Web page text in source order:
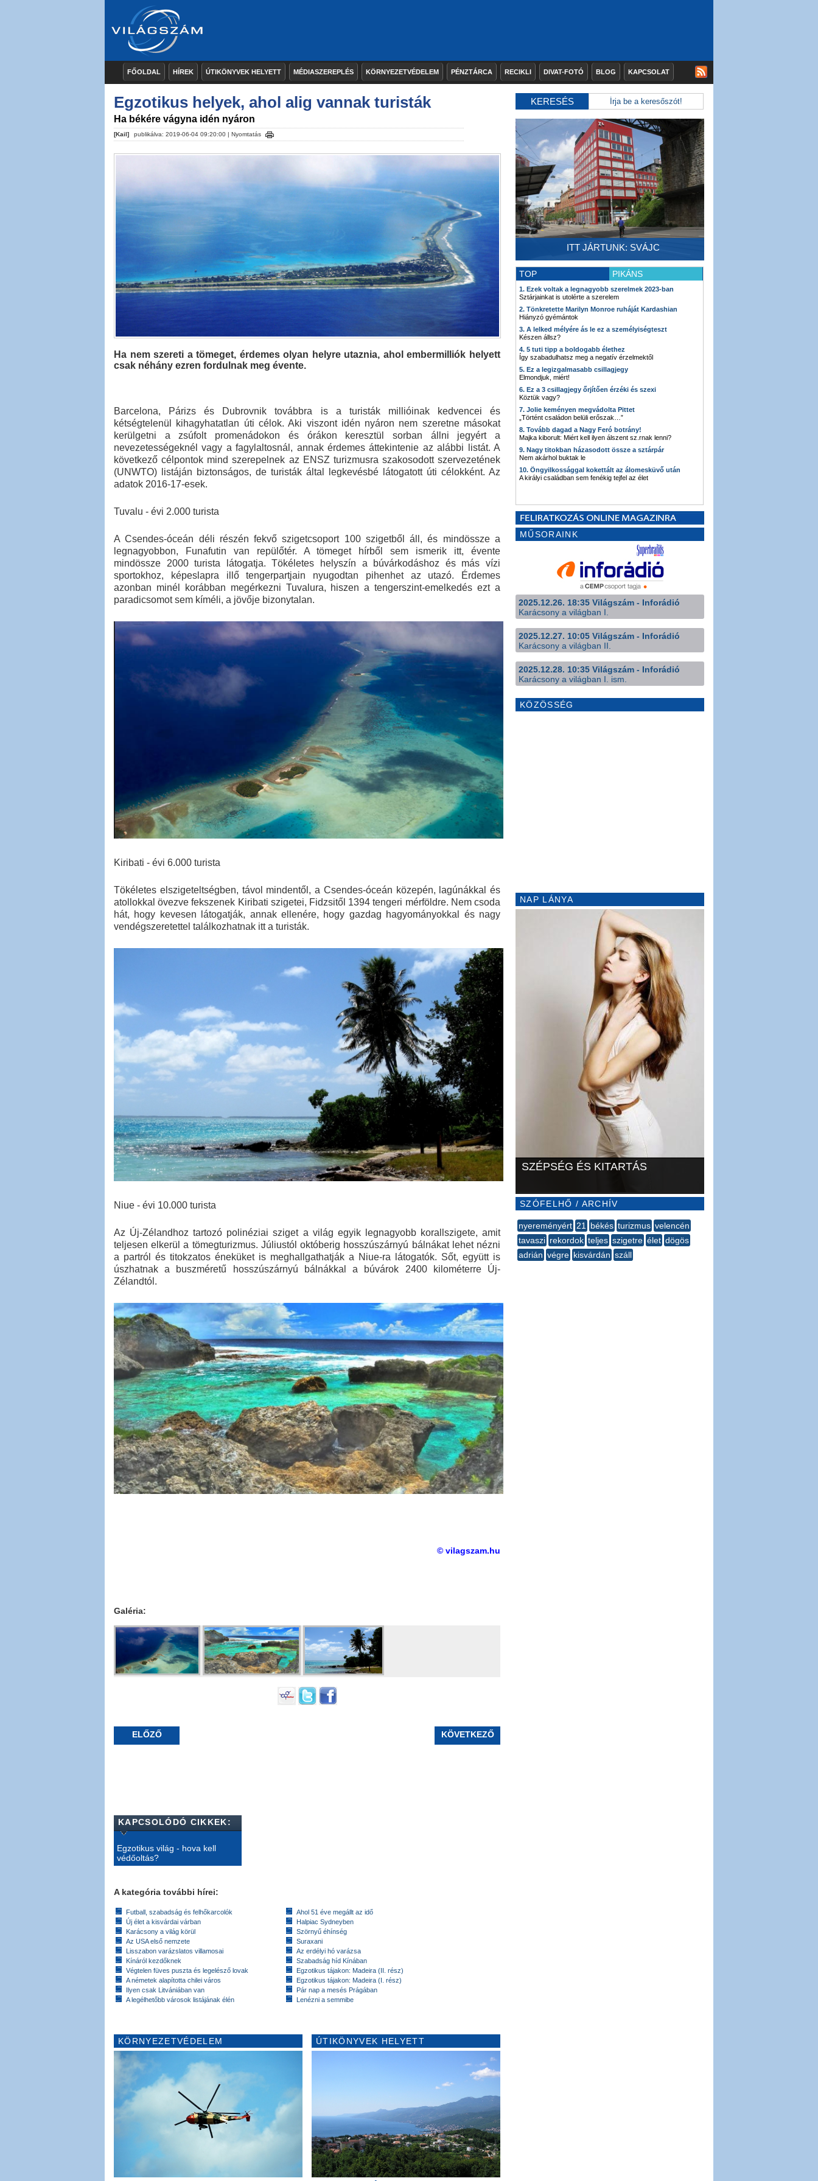
FŐOLDAL HÍREK ÚTIKÖNYVEK HELYETT MÉDIASZEREPLÉS KÖRNYEZETVÉDELEM PÉNZTÁRCA RECIKLI DIVAT-FOTÓ BLOG KAPCSOLAT
Egzotikus helyek, ahol alig vannak turisták
Ha békére vágyna idén nyáron
[Kail] publikálva: 2019-06-04 09:20:00 | Nyomtatás
Ha nem szereti a tömeget, érdemes olyan helyre utaznia, ahol embermilliók helyett
csak néhány ezren fordulnak meg évente.
Barcelona, Párizs és Dubrovnik továbbra is a turisták millióinak kedvencei és
kétségtelenül kihagyhatatlan úti célok. Aki viszont idén nyáron nem szeretne másokat
kerülgetni a zsúfolt promenádokon és órákon keresztül sorban állni jegyért a
nevezetességeknél vagy a fagylaltosnál, annak érdemes áttekintenie az alábbi listát. A
következő célpontok mind szerepelnek az ENSZ turizmusra szakosodott szervezetének
(UNWTO) listáján biztonságos, de turisták által legkevésbé látogatott úti célokként. Az
adatok 2016-17-esek.
Tuvalu - évi 2.000 turista
A Csendes-óceán déli részén fekvő szigetcsoport 100 szigetből áll, és mindössze a
legnagyobbon, Funafutin van repülőtér. A tömeget hírből sem ismerik itt, évente
mindössze 2000 turista látogatja. Tökéletes helyszín a búvárkodáshoz és más vízi
sportokhoz, képeslapra illő tengerpartjain nyugodtan pihenhet az utazó. Érdemes
azonban minél korábban megérkezni Tuvalura, hiszen a tengerszint-emelkedés ezt a
paradicsomot sem kíméli, a jövője bizonytalan.
Kiribati - évi 6.000 turista
Tökéletes elszigeteltségben, távol mindentől, a Csendes-óceán közepén, lagúnákkal és
atollokkal övezve fekszenek Kiribati szigetei, Fidzsitől 1394 tengeri mérföldre. Nem csoda
hát, hogy kevesen látogatják, annak ellenére, hogy gazdag hagyományokkal és nagy
vendégszeretettel találkozhatnak itt a turisták.
Niue - évi 10.000 turista
Az Új-Zélandhoz tartozó polinéziai sziget a világ egyik legnagyobb korallszigete, amit
teljesen elkerül a tömegturizmus. Júliustól októberig hosszúszárnyú bálnákat lehet nézni
a partról és titokzatos éneküket is meghallgathatják a Niue-ra látogatók. Sőt, együtt is
úszhatnak a buszméretű hosszúszárnyú bálnákkal a búvárok 2400 kilométerre Új-
Zélandtól.
© vilagszam.hu
Galéria:
ELŐZŐ KÖVETKEZŐ
KAPCSOLÓDÓ CIKKEK:
Egzotikus világ - hova kell
védőoltás?
A kategória további hírei:
Futball, szabadság és felhőkarcolók
Új élet a kisvárdai várban
Karácsony a világ körül
Az USA első nemzete
Lisszabon varázslatos villamosai
Kínáról kezdőknek
Végtelen füves puszta és legelésző lovak
A németek alapította chilei város
Ilyen csak Litvániában van
A legélhetőbb városok listájának élén
Ahol 51 éve megállt az idő
Halpiac Sydneyben
Szörnyű éhínség
Suraxani
Az erdélyi hó varázsa
Szabadság híd Kínában
Egzotikus tájakon: Madeira (II. rész)
Egzotikus tájakon: Madeira (I. rész)
Pár nap a mesés Prágában
Lenézni a semmibe
KÖRNYEZETVÉDELEM ÚTIKÖNYVEK HELYETT
KERESÉS
ITT JÁRTUNK: SVÁJC
TOP PIKÁNS
1. Ezek voltak a legnagyobb szerelmek 2023-ban
Sztárjainkat is utolérte a szerelem
2. Tönkretette Marilyn Monroe ruháját Kardashian
Hiányzó gyémántok
3. A lelked mélyére ás le ez a személyiségteszt
Készen állsz?
4. 5 tuti tipp a boldogabb élethez
Így szabadulhatsz meg a negatív érzelmektől
5. Ez a legizgalmasabb csillagjegy
Elmondjuk, miért!
6. Ez a 3 csillagjegy őrjítően érzéki és szexi
Köztük vagy?
7. Jolie keményen megvádolta Pittet
„Történt családon belüli erőszak…”
8. Tovább dagad a Nagy Feró botrány!
Majka kiborult: Miért kell ilyen álszent sz.rnak lenni?
9. Nagy titokban házasodott össze a sztárpár
Nem akárhol buktak le
10. Öngyilkossággal kokettált az álomesküvő után
A királyi családban sem fenékig tejfel az élet
MŰSORAINK
2025.12.26. 18:35 Világszám - Inforádió
Karácsony a világban I.
2025.12.27. 10:05 Világszám - Inforádió
Karácsony a világban II.
2025.12.28. 10:35 Világszám - Inforádió
Karácsony a világban I. ism.
KÖZÖSSÉG
NAP LÁNYA
SZÉPSÉG ÉS KITARTÁS
SZÓFELHŐ / ARCHÍV
nyereményért 21 békés turizmus velencén
tavaszi rekordok teljes szigetre élet dögös
adrián végre kisvárdán száll